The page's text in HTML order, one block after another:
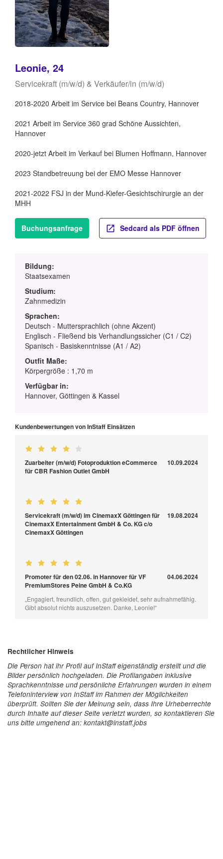
Leonie, 24
Servicekraft (m/w/d) & Verkäufer/in (m/w/d)
2018-2020 Arbeit im Service bei Beans Country, Hannover
2021 Arbeit im Service 360 grad Schöne Aussichten,
Hannover
2020-jetzt Arbeit im Verkauf bei Blumen Hoffmann, Hannover
2023 Standbetreuung bei der EMO Messe Hannover
2021-2022 FSJ in der Mund-Kiefer-Gesichtschirurgie an der
MHH
Buchungsanfrage Sedcard als PDF öffnen
Bildung:
Staatsexamen
Studium:
Zahnmedizin
Sprachen:
Deutsch - Muttersprachlich (ohne Akzent)
Englisch - Fließend bis Verhandlungssicher (C1 / C2)
Spanisch - Basiskenntnisse (A1 / A2)
Outfit Maße:
Körpergröße : 1,70 m
Verfügbar in:
Hannover, Göttingen & Kassel
Kundenbewertungen von InStaff Einsätzen
Zuarbeiter (m/w/d) Fotoproduktion eCommerce
für CBR Fashion Outlet GmbH
10.09.2024
Servicekraft (m/w/d) im CinemaxX Göttingen für
CinemaxX Entertainment GmbH & Co. KG c/o
CinemaxX Göttingen
19.08.2024
Promoter für den 02.06. in Hannover für VF
PremiumStores Peine GmbH & Co.KG
04.06.2024
„Engagiert, freundlich, offen, gut gekleidet, sehr aufnahmefähig.
Gibt absolut nichts auszusetzen. Danke, Leonie!“
Rechtlicher Hinweis
Die Person hat ihr Profil auf InStaff eigenständig erstellt und die
Bilder persönlich hochgeladen. Die Profilangaben inklusive
Sprachkenntnisse und persönliche Erfahrungen wurden in einem
Telefoninterview von InStaff im Rahmen der Möglichkeiten
überprüft. Sollten Sie der Meinung sein, dass Ihre Urheberrechte
durch Inhalte auf dieser Seite verletzt wurden, so kontaktieren Sie
uns bitte umgehend an: kontakt@instaff.jobs